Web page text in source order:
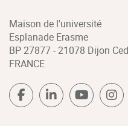
Maison de l'université
Esplanade Erasme
BP 27877 - 21078 Dijon
FRANCE